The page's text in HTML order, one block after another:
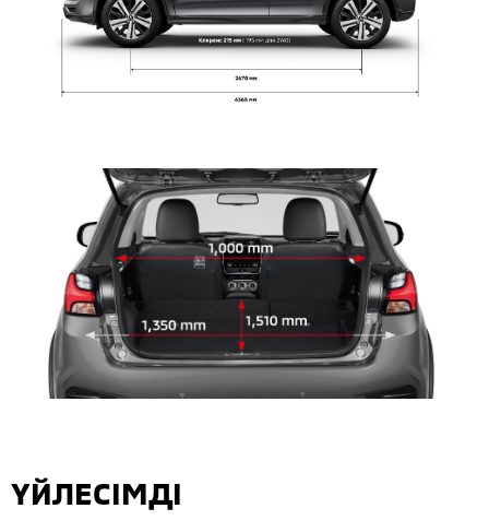
ҮЙЛЕСІМДІ